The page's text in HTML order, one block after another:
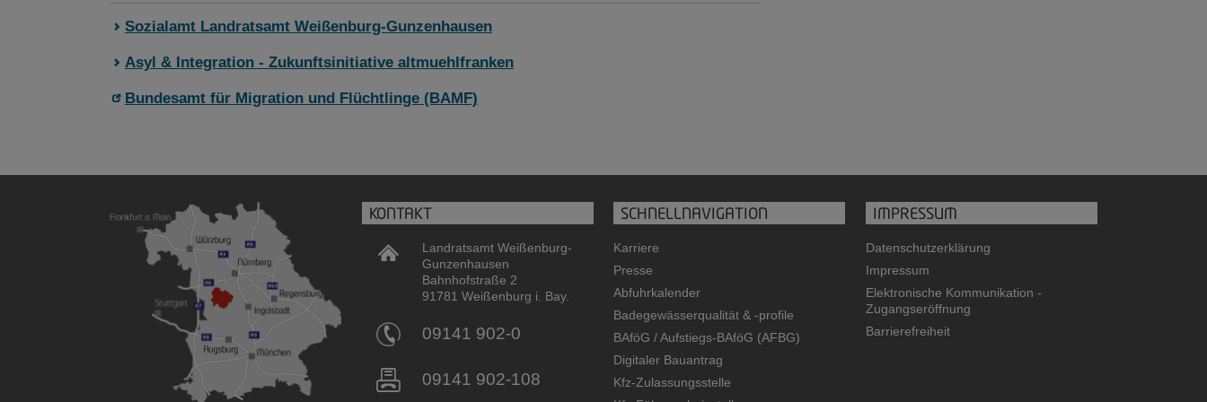
Sozialamt Landratsamt Weißenburg-Gunzenhausen
Asyl & Integration - Zukunftsinitiative altmuehlfranken
Bundesamt für Migration und Flüchtlinge (BAMF)
KONTAKT
Landratsamt Weißenburg-
Gunzenhausen
Bahnhofstraße 2
91781 Weißenburg i. Bay.
09141 902-0
09141 902-108
SCHNELLNAVIGATION
Karriere
Presse
Abfuhrkalender
Badegewässerqualität& -profile
BAföG / Aufstiegs-BAföG (AFBG)
Digitaler Bauantrag
Kfz-Zulassungsstelle
IMPRESSUM
Datenschutzerklärung
Impressum
Elektronische Kommunikation -
Zugangseröffnung
Barrierefreiheit